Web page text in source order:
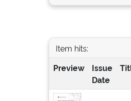
Item hits:
Preview
Issue
Date